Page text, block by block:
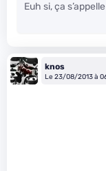
Euh si, ça
knos
Le 23/08/2013 à